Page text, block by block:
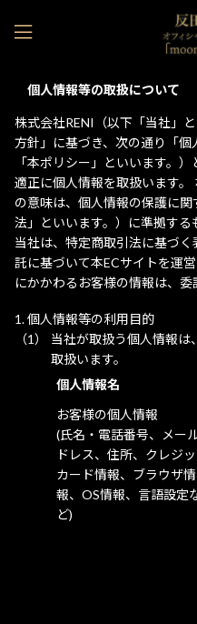
個人情報等の取扱について
株式会社RENI（以下「当社」
方針」に基づき、次の通り「
「本ポリシー」といいます。
適正に個人情報を取扱います
の意味は、個人情報の保護に
法」といいます。）に準拠する
当社は、特定商取引法に基づ
託に基づいて本ECサイトを運
にかかわるお客様の情報は、委
個人情報等の利用目的
当社が取扱う個人情報は
取扱います。
個人情報名
お客様の個人情報
(氏名・電話番号、メー
ドレス、住所、クレジ
カード情報、ブラウザ情
報、OS情報、言語設定
ど)